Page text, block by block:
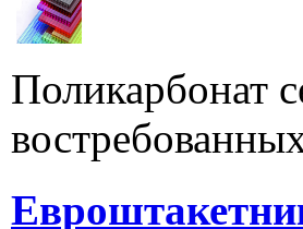
Поликарбонат